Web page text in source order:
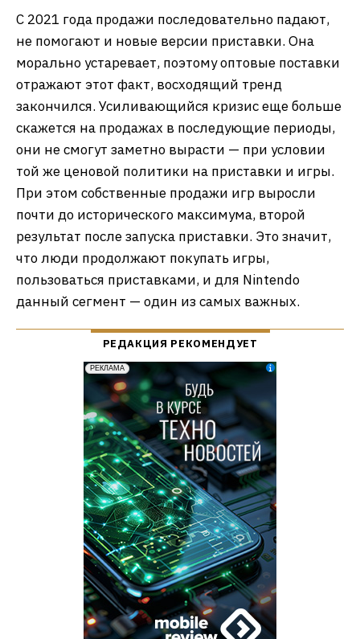
С 2021 года продажи последовательно падают,
не помогают и новые версии приставки. Она
морально устаревает, поэтому оптовые поставки
отражают этот факт, восходящий тренд
закончился. Усиливающийся кризис еще больше
скажется на продажах в последующие периоды,
они не смогут заметно вырасти — при условии
той же ценовой политики на приставки и игры.
При этом собственные продажи игр выросли
почти до исторического максимума, второй
результат после запуска приставки. Это значит,
что люди продолжают покупать игры,
пользоваться приставками, и для Nintendo
данный сегмент — один из самых важных.